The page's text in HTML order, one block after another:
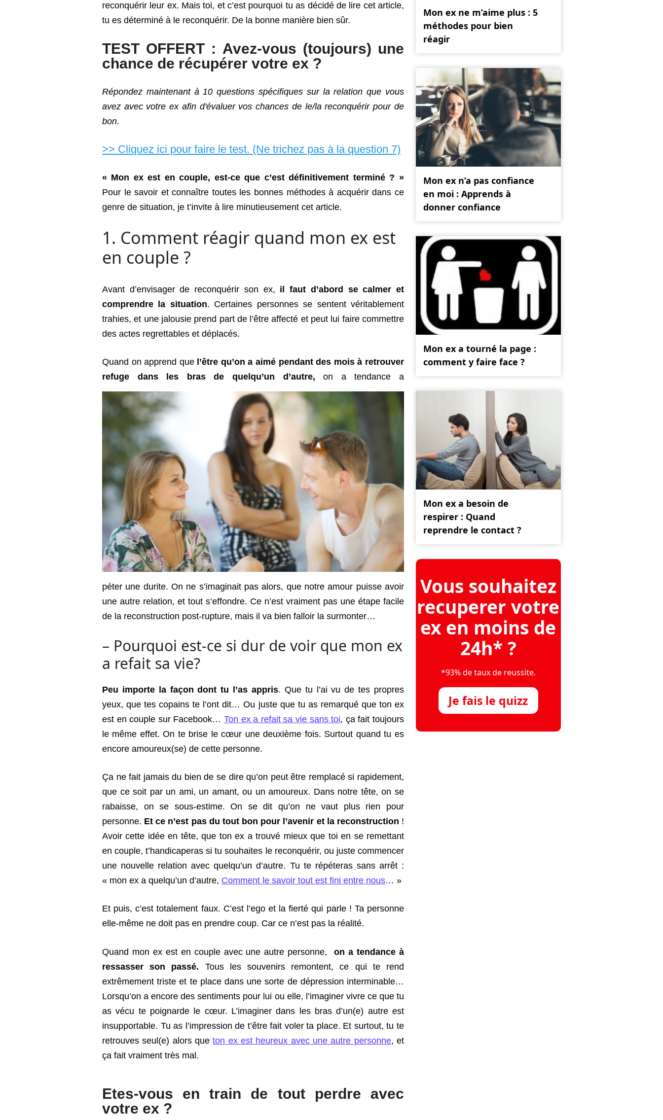
reconquérir leur ex. Mais toi, et c’est pourquoi tu as décidé de lire cet article,
tu es déterminé à le reconquérir. De la bonne manière bien sûr.
TEST OFFERT : Avez-vous (toujours) une
chance de récupérer votre ex ?
Répondez maintenant à 10 questions spécifiques sur la relation que vous
avez avec votre ex afin d'évaluer vos chances de le/la reconquérir pour de
bon.
>> Cliquez ici pour faire le test. (Ne trichez pas à la question 7)
« Mon ex est en couple, est-ce que c’est définitivement terminé ? »
Pour le savoir et connaître toutes les bonnes méthodes à acquérir dans ce
genre de situation, je t’invite à lire minutieusement cet article.
1. Comment réagir quand mon ex est
en couple ?
Avant d’envisager de reconquérir son ex, il faut d’abord se calmer et
comprendre la situation. Certaines personnes se sentent véritablement
trahies, et une jalousie prend part de l’être affecté et peut lui faire commettre
des actes regrettables et déplacés.
Quand on apprend quel’être qu’on a aimé pendant des mois à retrouver
refuge dans les bras de quelqu’un d’autre, on a tendance a
péter une durite. On ne s’imaginait pas alors, que notre amour puisse avoir
une autre relation, et tout s’effondre. Ce n’est vraiment pas une étape facile
de la reconstruction post-rupture, mais il va bien falloir la surmonter…
– Pourquoi est-ce si dur de voir que mon ex
a refait sa vie?
Peu importe la façon dont tu l’as appris. Que tu l’ai vu de tes propres
yeux, que tes copains te l’ont dit… Ou juste que tu as remarqué que ton ex
est en couple sur Facebook… Ton ex a refait sa vie sans toi, ça fait toujours
le même effet. On te brise le cœur une deuxième fois. Surtout quand tu es
encore amoureux(se) de cette personne.
Ça ne fait jamais du bien de se dire qu’on peut être remplacé si rapidement,
que ce soit par un ami, un amant, ou un amoureux. Dans notre tête, on se
rabaisse, on se sous-estime. On se dit qu’on ne vaut plus rien pour
personne. Et ce n’est pas du tout bon pour l’avenir et la reconstruction !
Avoir cette idée en tête, que ton ex a trouvé mieux que toi en se remettant
en couple, t’handicaperas si tu souhaites le reconquérir, ou juste commencer
une nouvelle relation avec quelqu’un d’autre. Tu te répéteras sans arrêt :
« mon ex a quelqu’un d’autre, Comment le savoir tout est fini entre nous… »
Et puis, c’est totalement faux. C’est l’ego et la fierté qui parle ! Ta personne
elle-même ne doit pas en prendre coup. Car ce n’est pas la réalité.
Quand mon ex est en couple avec une autre personne,on a tendance à
ressasser son passé. Tous les souvenirs remontent, ce qui te rend
extrêmement triste et te place dans une sorte de dépression interminable…
Lorsqu’on a encore des sentiments pour lui ou elle, l’imaginer vivre ce que tu
as vécu te poignarde le cœur. L’imaginer dans les bras d’un(e) autre est
insupportable. Tu as l’impression de t’être fait voler ta place. Et surtout, tu te
retrouves seul(e) alors queton ex est heureux avec une autre personne, et
ça fait vraiment très mal.
Etes-vous en train de tout perdre avec
votre ex ?
Mon ex ne m’aime plus : 5
méthodes pour bien
réagir
Mon ex n’a pas confiance
en moi : Apprends à
donner confiance
Mon ex a tourné la page :
comment y faire face ?
Mon ex a besoin de
respirer : Quand
reprendre le contact ?
Vous souhaitez
recuperer votre
ex en moins de
24h* ?
*93% de taux de reussite.
Je fais le quizz